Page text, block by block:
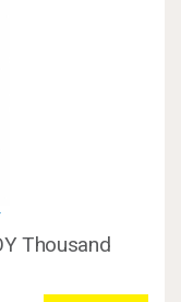
Thousand